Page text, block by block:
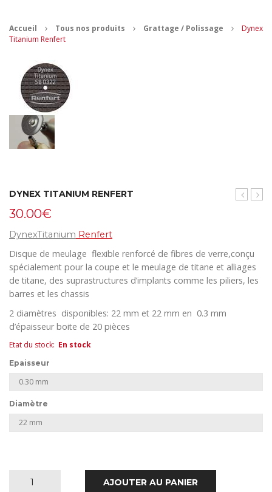
CONTACT
Mon Panier
Mon compte
Accueil Tous nos produits Grattage / Polissage
Dynex
Titanium Renfert
DYNEX TITANIUM RENFERT
30.00€
DynexTitanium Renfert
Disque de meulage flexible renforcé de fibres de verre,conçu
spécialement pour la coupe et le meulage de titane et alliages
de titane, des suprastructures d’implants comme les piliers, les
barres et les chassis
2 diamètres disponibles: 22 mm et 22 mm en 0.3 mm
d’épaisseur boite de 20 pièces
Etat du stock: En stock
Epaisseur
Diamètre
quantité AJOUTER AU PANIER